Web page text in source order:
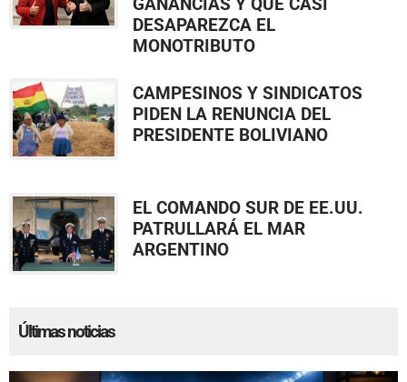
DESAPAREZCA EL
MONOTRIBUTO
CAMPESINOS Y SINDICATOS
PIDEN LA RENUNCIA DEL
PRESIDENTE BOLIVIANO
EL COMANDO SUR DE EE.UU.
PATRULLARÁ EL MAR
ARGENTINO
Últimas noticias